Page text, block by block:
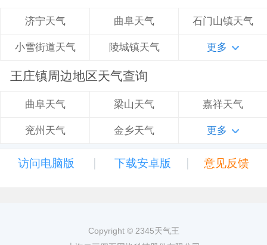
济宁天气 曲阜天气 石门山镇天气
小雪街道天气 陵城镇天气 更多
王庄镇周边地区天气查询
曲阜天气 梁山天气 嘉祥天气
兖州天气 金乡天气 更多
访问电脑版 | 下载安卓版 | 意见反馈
Copyright © 2345天气王